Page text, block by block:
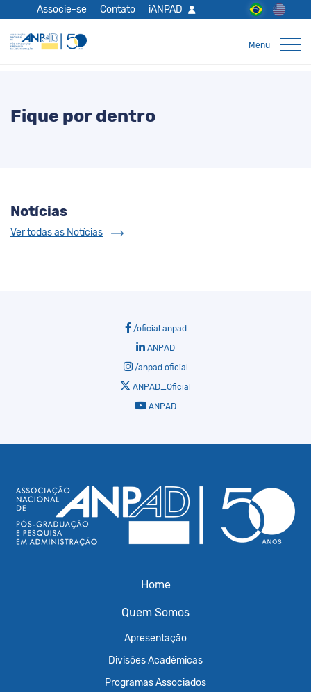
Associe-se Contato iANPAD
Fique por dentro
Notícias
Ver todas as Notícias
/oficial.anpad
ANPAD
/anpad.oficial
ANPAD_Oficial
ANPAD
Home
Quem Somos
Apresentação
Divisões Acadêmicas
Programas Associados